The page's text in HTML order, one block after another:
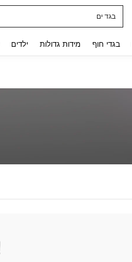
בגד ים
בגדי חוף מידות גדולות ילדים